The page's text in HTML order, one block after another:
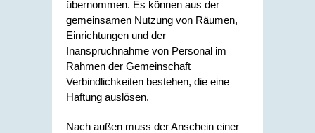
übernommen. Es können aus der
gemeinsamen Nutzung von Räumen,
Einrichtungen und der
Inanspruchnahme von Personal im
Rahmen der Gemeinschaft
Verbindlichkeiten bestehen, die eine
Haftung auslösen.
Nach außen muss der Anschein einer